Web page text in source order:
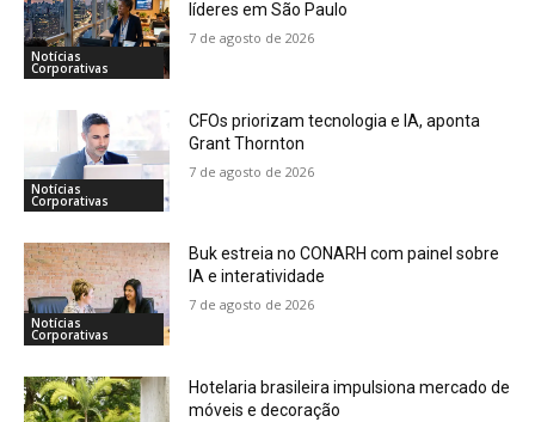
Notícias
Corporativas
líderes em São Paulo
7 de agosto de 2026
Notícias
Corporativas
CFOs priorizam tecnologia e IA, aponta
Grant Thornton
7 de agosto de 2026
Notícias
Corporativas
Buk estreia no CONARH com painel sobre
IA e interatividade
7 de agosto de 2026
Hotelaria brasileira impulsiona mercado de
móveis e decoração